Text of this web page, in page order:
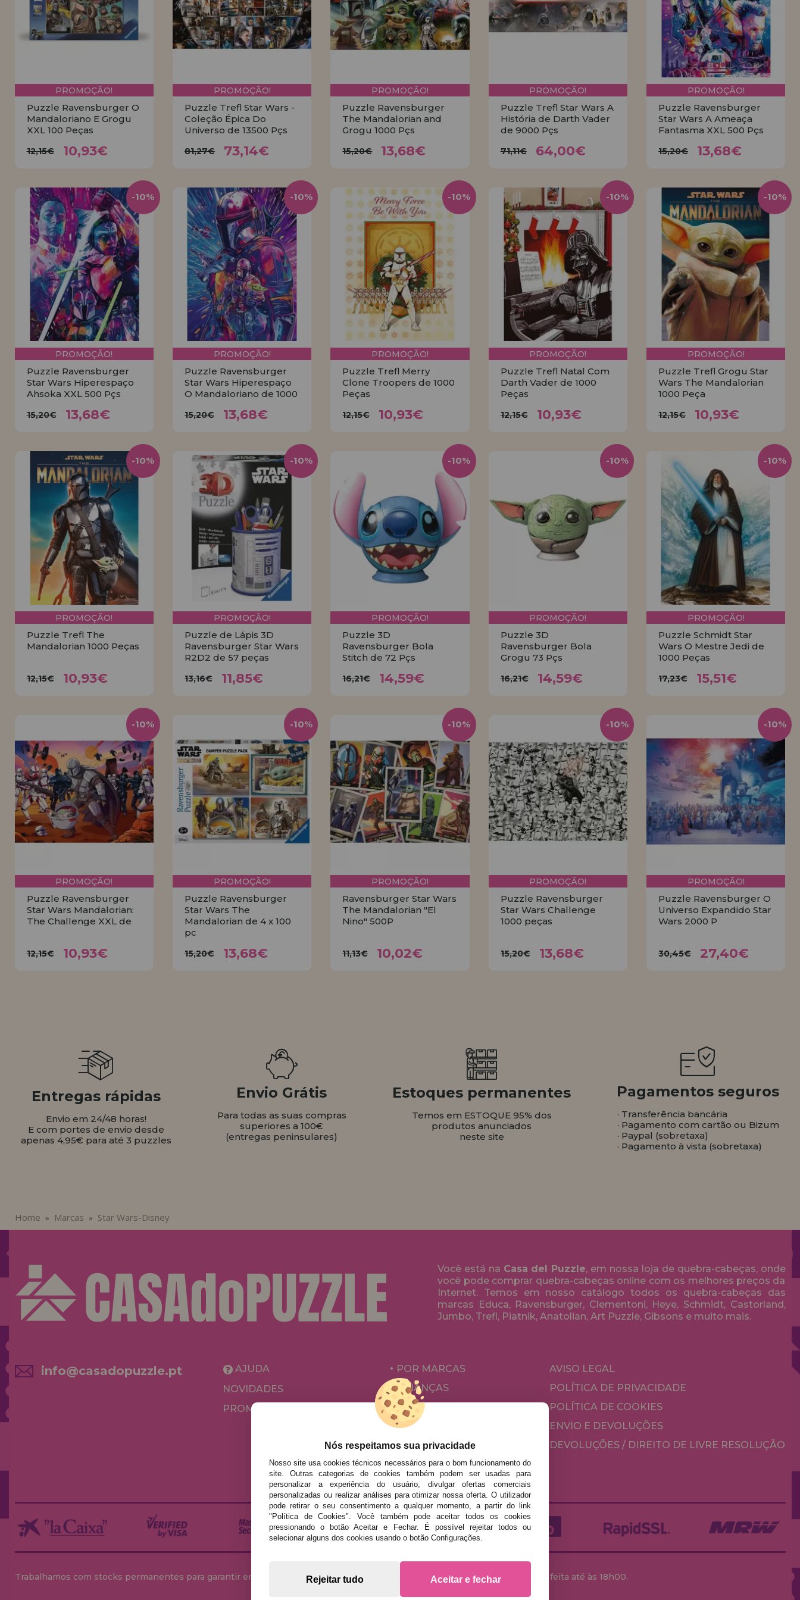
LIQUIDAÇÕES
PROMOÇÃO!
Puzzle Ravensburger O
Mandaloriano E Grogu
XXL 100 Peças
12,15€ 10,93€
PROMOÇÃO!
Puzzle Trefl Star Wars -
Coleção Épica Do
Universo de 13500 Pçs
81,27€ 73,14€
PROMOÇÃO!
Puzzle Ravensburger
The Mandalorian and
Grogu 1000 Pçs
15,20€ 13,68€
PROMOÇÃO!
Puzzle Trefl Star Wars A
História de Darth Vader
de 9000 Pçs
71,11€ 64,00€
PROMOÇÃO!
Puzzle Ravensburger
Star Wars A Ameaça
Fantasma XXL 500 Pçs
15,20€ 13,68€
PROMOÇÃO!
Puzzle Ravensburger
Star Wars Hiperespaço
Ahsoka XXL 500 Pçs
15,20€ 13,68€
-10%
PROMOÇÃO!
Puzzle Ravensburger
Star Wars Hiperespaço
O Mandaloriano de 1000
15,20€ 13,68€
-10%
PROMOÇÃO!
Puzzle Trefl Merry
Clone Troopers de 1000
Peças
12,15€ 10,93€
-10%
PROMOÇÃO!
Puzzle Trefl Natal Com
Darth Vader de 1000
Peças
12,15€ 10,93€
-10%
PROMOÇÃO!
Puzzle Trefl Grogu Star
Wars The Mandalorian
1000 Peça
12,15€ 10,93€
-10%
PROMOÇÃO!
Puzzle Trefl The
Mandalorian 1000 Peças
12,15€ 10,93€
-10%
PROMOÇÃO!
Puzzle de Lápis 3D
Ravensburger Star Wars
R2D2 de 57 peças
13,16€ 11,85€
-10%
PROMOÇÃO!
Puzzle 3D
Ravensburger Bola
Stitch de 72 Pçs
16,21€ 14,59€
-10%
PROMOÇÃO!
Puzzle 3D
Ravensburger Bola
Grogu 73 Pçs
16,21€ 14,59€
-10%
PROMOÇÃO!
Puzzle Schmidt Star
Wars O Mestre Jedi de
1000 Peças
17,23€ 15,51€
-10%
PROMOÇÃO!
Puzzle Ravensburger
Star Wars Mandalorian:
The Challenge XXL de
12,15€ 10,93€
-10%
PROMOÇÃO!
Puzzle Ravensburger
Star Wars The
Mandalorian de 4 x 100
pc
15,20€ 13,68€
-10%
PROMOÇÃO!
Ravensburger Star Wars
The Mandalorian "El
Nino" 500P
11,13€ 10,02€
-10%
PROMOÇÃO!
Puzzle Ravensburger
Star Wars Challenge
1000 peças
15,20€ 13,68€
-10%
PROMOÇÃO!
Puzzle Ravensburger O
Universo Expandido Star
Wars 2000 P
30,45€ 27,40€
-10%
Entregas rápidas
Envio em 24/48 horas!
E com portes de envio desde
apenas 4,95€ para até 3 puzzles
Envio Grátis
Para todas as suas compras
superiores a 100€
(entregas peninsulares)
Estoques permanentes
Temos em ESTOQUE 95% dos
produtos anunciados
neste site
Pagamentos seguros
· Transferência bancária
· Pagamento com cartão ou Bizum
· Paypal (sobretaxa)
· Pagamento à vista (sobretaxa)
Home » Marcas » Star Wars-Disney
Você está na Casa del Puzzle, em nossa loja de quebra-cabeças, onde
você pode comprar quebra-cabeças online com os melhores preços da
Internet. Temos em nosso catálogo todos os quebra-cabeças das
marcas Educa, Ravensburger, Clementoni, Heye, Schmidt, Castorland,
Jumbo, Trefl, Piatnik, Anatolian, Art Puzzle, Gibsons e muito mais.
info@casadopuzzle.pt
AJUDA
NOVIDADES
PROMOÇÕES E OFERTAS
POR MARCAS
CRIANÇAS
PARA ADULTOS
POR AUTORES
ACESSÓRIOS
JOGOS DE TABULEIRO
AVISO LEGAL
POLÍTICA DE PRIVACIDADE
POLÍTICA DE COOKIES
ENVIO E DEVOLUÇÕES
DEVOLUÇÕES / DIREITO DE LIVRE RESOLUÇÃO
Trabalhamos com stocks permanentes para garantir entregas rápidas no território peninsular, desde que a encomenda seja feita até às 18h00.
Nós respeitamos sua privacidade
Nosso site usa cookies técnicos necessários para o bom funcionamento do
site. Outras categorias de cookies também podem ser usadas para
personalizar a experiência do usuário, divulgar ofertas comerciais
personalizadas ou realizar análises para otimizar nossa oferta. O utilizador
pode retirar o seu consentimento a qualquer momento, a partir do link
"Política de Cookies". Você também pode aceitar todos os cookies
pressionando o botão Aceitar e Fechar. É possível rejeitar todos ou
selecionar alguns dos cookies usando o botão Configurações.
Rejeitar tudo Aceitar e fechar